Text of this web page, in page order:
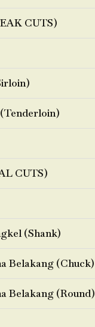
CUTS)
CUTS)
(Shank)
Belakang (Chuck)
Belakang (Round)